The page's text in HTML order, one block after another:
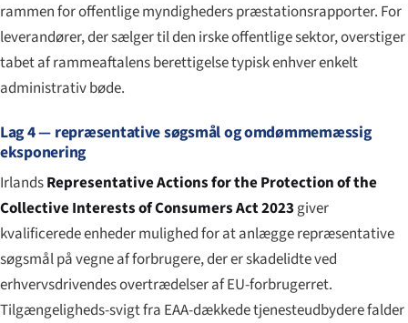
rammen for offentlige myndigheders præstationsrapporter. For
leverandører, der sælger til den irske offentlige sektor, overstiger
tabet af rammeaftalens berettigelse typisk enhver enkelt
administrativ bøde.
Lag 4 — repræsentative søgsmål og omdømmemæssig
eksponering
IrlandsRepresentative Actions for the Protection of the
Collective Interests of Consumers Act 2023giver
kvalificerede enheder mulighed for at anlægge repræsentative
søgsmål på vegne af forbrugere, der er skadelidte ved
erhvervsdrivendes overtrædelser af EU-forbrugerret.
Tilgængeligheds-svigt fra EAA-dækkede tjenesteudbydere falder